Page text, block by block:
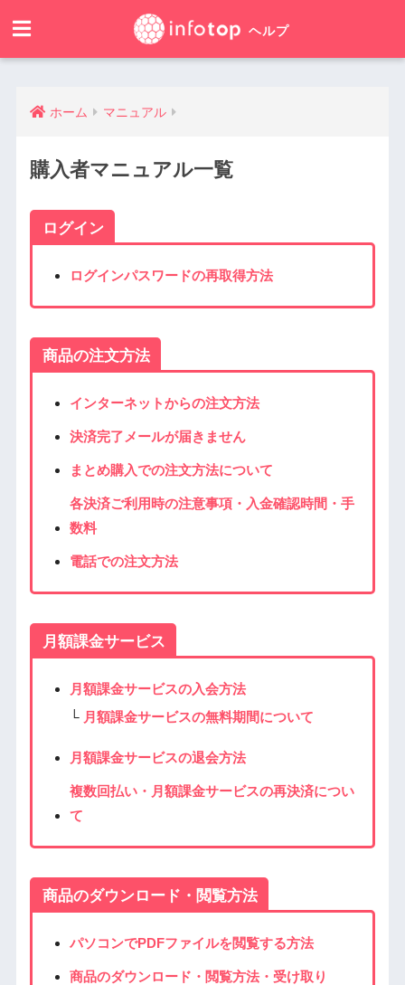
ホーム マニュアル
購入者マニュアル一覧
ログイン
ログインパスワードの再取得方法
商品の注文方法
インターネットからの注文方法
決済完了メールが届きません
まとめ購入での注文方法について
各決済ご利用時の注意事項・入金確認時間・手
数料
電話での注文方法
月額課金サービス
月額課金サービスの入会方法
└ 月額課金サービスの無料期間について
月額課金サービスの退会方法
複数回払い・月額課金サービスの再決済につい
て
商品のダウンロード・閲覧方法
パソコンでPDFファイルを閲覧する方法
商品のダウンロード・閲覧方法・受け取り